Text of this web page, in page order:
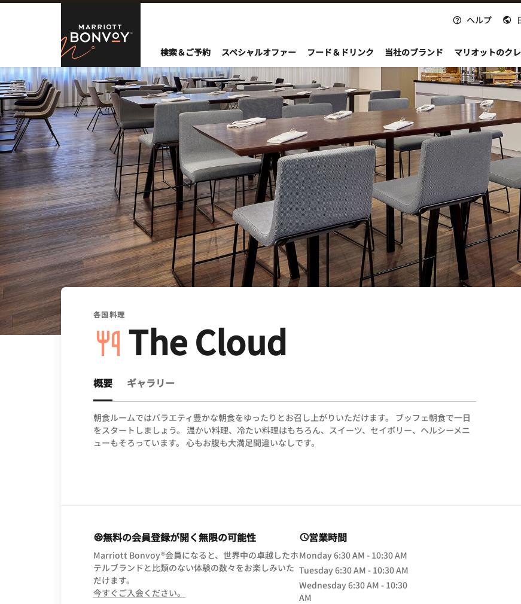
Skip to Content
Marriott Bonvoy
ヘルプ
検索＆ご予約 スペシャルオファー フード＆ドリンク 当社のブランド マリオットのク
各国料理
The Cloud
概要 ギャラリー
朝食ルームではバラエティ豊かな朝食をゆったりとお召し上がりいただけます。 ブッフェ朝食で一日
をスタートしましょう。 温かい料理、冷たい料理はもちろん、スイーツ、セイボリー、ヘルシーメニ
ューもそろっています。 心もお腹も大満足間違いなしです。
無料の会員登録が開く無限の可能性
Marriott Bonvoy®会員になると、世界中の卓越したホ
テルブランドと比類のない体験の数々をお楽しみいた
だけます。
今すぐご入会ください。
営業時間
Monday6:30 AM - 10:30 AM
Tuesday6:30 AM - 10:30 AM
Wednesday6:30 AM - 10:30
AM